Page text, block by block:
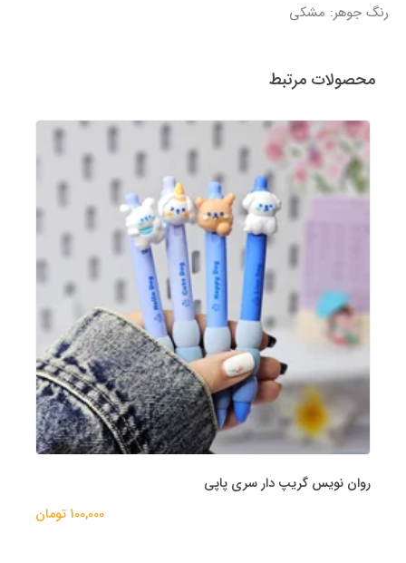
رنگ جوهر: مشکی
محصولات مرتبط
روان نویس گریپ دار سری پاپی
100,000 تومان